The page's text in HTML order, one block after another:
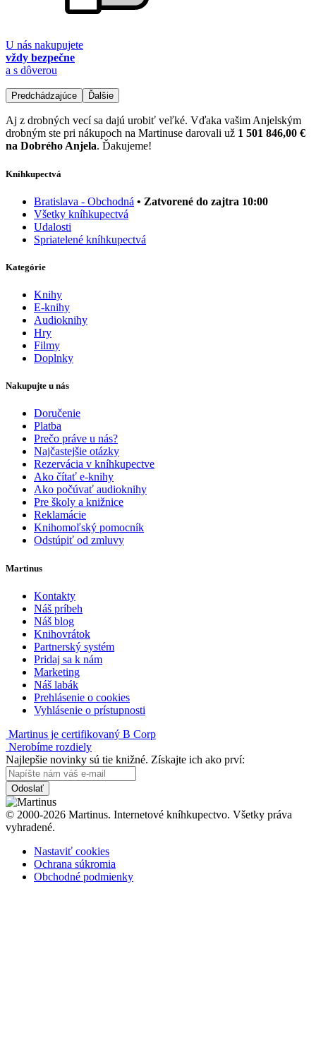
U nás nakupujete
vždy bezpečne
a s dôverou
Predchádzajúce Ďalšie
Aj z drobných vecí sa dajú urobiť veľké. Vďaka vašim Anjelským
drobným ste pri nákupoch na Martinuse darovali už 1 501 846,00 €
na Dobrého Anjela. Ďakujeme!
Kníhkupectvá
Bratislava - Obchodná • Zatvorené do zajtra 10:00
Všetky kníhkupectvá
Udalosti
Spriatelené kníhkupectvá
Kategórie
Knihy
E-knihy
Audioknihy
Hry
Filmy
Doplnky
Nakupujte u nás
Doručenie
Platba
Prečo práve u nás?
Najčastejšie otázky
Rezervácia v kníhkupectve
Ako čítať e-knihy
Ako počúvať audioknihy
Pre školy a knižnice
Reklamácie
Knihomoľský pomocník
Odstúpiť od zmluvy
Martinus
Kontakty
Náš príbeh
Náš blog
Knihovrátok
Partnerský systém
Pridaj sa k nám
Marketing
Náš labák
Prehlásenie o cookies
Vyhlásenie o prístupnosti
Martinus je certifikovaný B Corp
Nerobíme rozdiely
Najlepšie novinky sú tie knižné. Získajte ich ako prví:
Odoslať
© 2000-2026 Martinus. Internetové kníhkupectvo. Všetky práva
vyhradené.
Nastaviť cookies
Ochrana súkromia
Obchodné podmienky